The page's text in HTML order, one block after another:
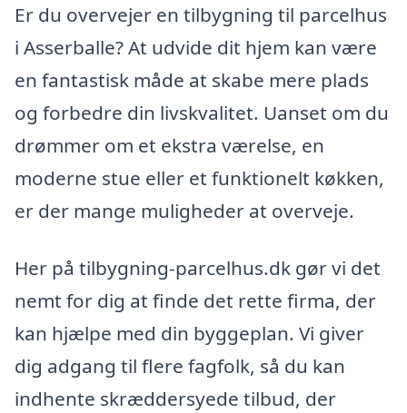
Er du overvejer en tilbygning til parcelhus
i Asserballe? At udvide dit hjem kan være
en fantastisk måde at skabe mere plads
og forbedre din livskvalitet. Uanset om du
drømmer om et ekstra værelse, en
moderne stue eller et funktionelt køkken,
er der mange muligheder at overveje.
Her på tilbygning-parcelhus.dk gør vi det
nemt for dig at finde det rette firma, der
kan hjælpe med din byggeplan. Vi giver
dig adgang til flere fagfolk, så du kan
indhente skræddersyede tilbud, der